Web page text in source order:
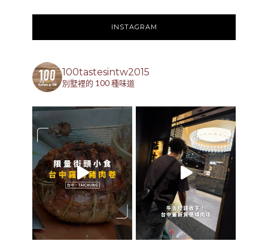
INSTAGRAM
100tastesintw2015
別墅裡的 100 種味道